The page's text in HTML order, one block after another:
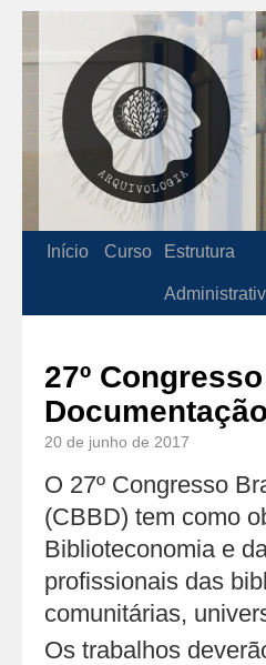
Início Curso Estrutura
27º
Documentação
20 de junho de 2017
O 27º Congresso
(CBBD) tem como
Biblioteconomia e
profissionais das
comunitárias,
Os trabalhos